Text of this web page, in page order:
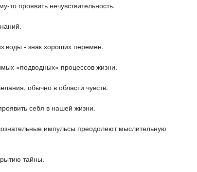
то проявить нечувствительность.
- знак хороших перемен.
«подводных» процессов жизни.
обычно в области чувств.
себя в нашей жизни.
импульсы преодолеют мыслительную
тайны.